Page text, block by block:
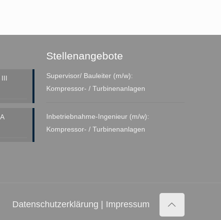
III
Stellenangebote
Supervisor/ Bauleiter (m/w):
Kompressor- / Turbinenanlagen
Inbetriebnahme-Ingenieur (m/w):
Kompressor- / Turbinenanlagen
Datenschutzerklärung Impressum